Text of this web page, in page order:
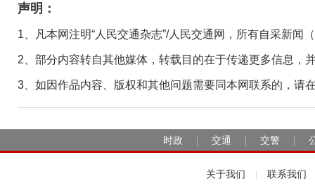
声明：
1、凡本网注明“人民交通杂志”/人民交通网，所有自采新
2、部分内容转自其他媒体，转载目的在于传递更多信息，
3、如因作品内容、版权和其他问题需要同本网联系的，请
时政 交通 交警
关于我们 联系我们